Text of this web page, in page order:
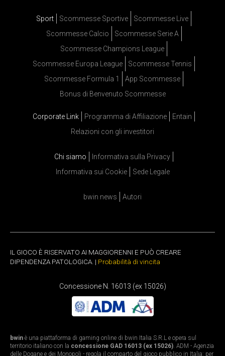
Sport Scommesse Sportive
Scommesse Live
Scommesse Calcio
Scommesse Serie A
Scommesse Champions League
Scommesse Europa League
Scommesse Tennis
Scommesse Formula 1
App Scommesse
Bonus di Benvenuto Scommesse
Corporate Link Programma di Affiliazione
Entain
Relazioni con gli investitori
Chi siamo
Informativa sulla Privacy
Informativa sui Cookie
Sede Legale
bwin news Autori
IL GIOCO È RISERVATO AI MAGGIORENNI E PUÒ CREARE
DIPENDENZA PATOLOGICA. | Probabilità di vincita
Concessione N. 16013 (ex 15026)
bwin è una piattaforma di gaming online di bwin Italia S.R.L e opera sul
territorio italiano con la concessione GAD 16013 (ex 15026). ADM - Agenzia
delle Dogane e dei Monopoli - regola il comparto del gioco pubblico in Italia: per